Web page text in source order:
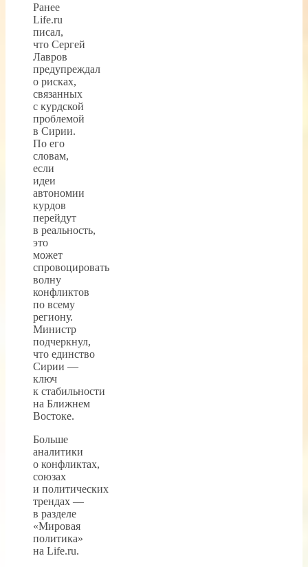
Ранее
Life.ru
писал,
что Сергей
Лавров
предупреждал
о рисках,
связанных
с курдской
проблемой
в Сирии.
По его
словам,
если
идеи
автономии
курдов
перейдут
в реальность,
это
может
спровоцировать
волну
конфликтов
по всему
региону.
Министр
подчеркнул,
что единство
Сирии —
ключ
к стабильности
на Ближнем
Востоке.
Больше
аналитики
о конфликтах,
союзах
и политических
трендах —
в разделе
«Мировая
политика»
на Life.ru.